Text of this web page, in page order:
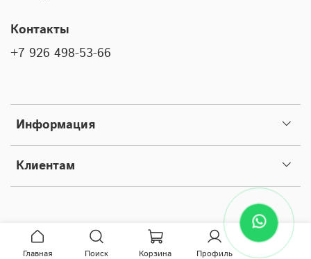
Информация
Клиентам
Контакты
+7 926 498-53-66
Главная Поиск Корзина Профиль